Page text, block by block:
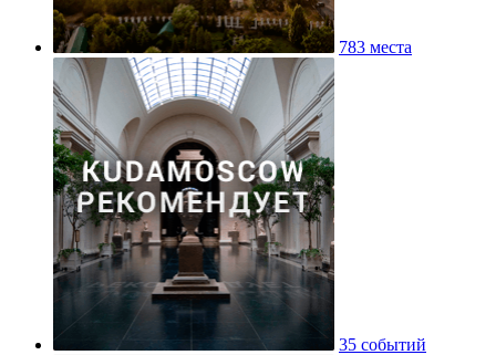
783 места
35 событий